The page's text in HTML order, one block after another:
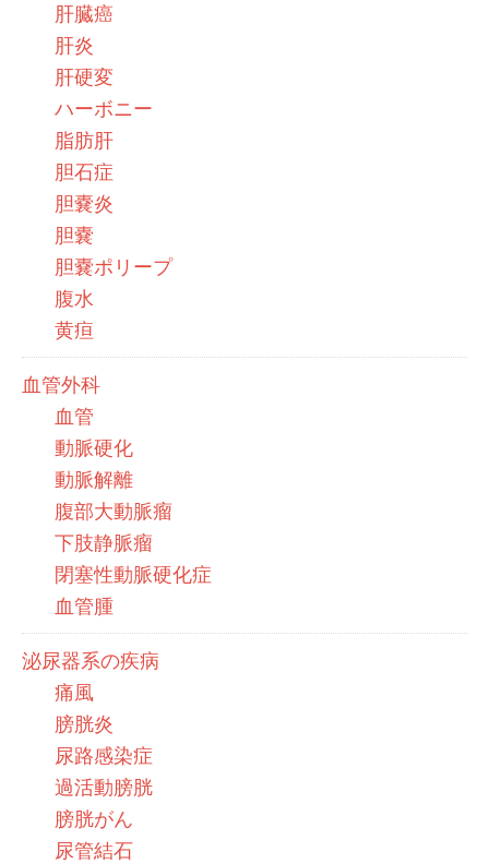
肝臓癌
肝炎
肝硬変
ハーボニー
脂肪肝
胆石症
胆嚢炎
胆嚢
胆嚢ポリープ
腹水
黄疸
血管外科
血管
動脈硬化
動脈解離
腹部大動脈瘤
下肢静脈瘤
閉塞性動脈硬化症
血管腫
泌尿器系の疾病
痛風
膀胱炎
尿路感染症
過活動膀胱
膀胱がん
尿管結石